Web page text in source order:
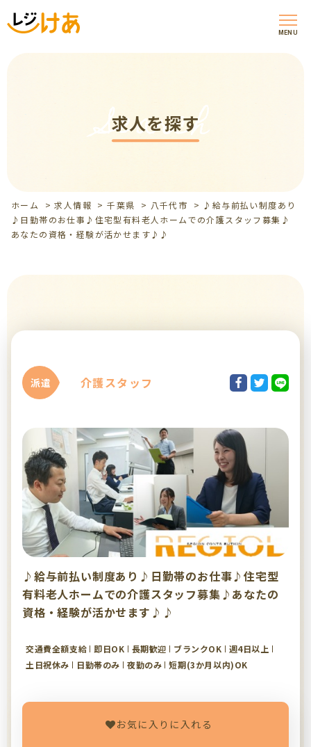
MENU
求人を探す
Search
ホーム >求人情報 >千葉県 > 八千代市 > ♪給与前払い制度あり
♪日勤帯のお仕事♪住宅型有料老人ホームでの介護スタッフ募集♪
あなたの資格・経験が活かせます♪♪
派遣 介護スタッフ
♪給与前払い制度あり♪日勤帯のお仕事♪住宅型
有料老人ホームでの介護スタッフ募集♪あなたの
資格・経験が活かせます♪♪
交通費全額支給 即日OK 長期歓迎 ブランクOK
週4日以上
土日祝休み
日勤帯のみ 夜勤のみ 短期(3か月以内)OK
お気に入りに入れる